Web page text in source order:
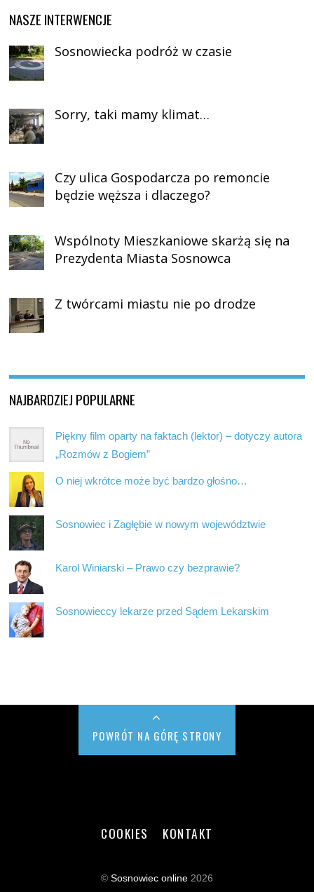
NASZE INTERWENCJE
Sosnowiecka podróż w czasie
Sorry, taki mamy klimat…
Czy ulica Gospodarcza po remoncie
będzie węższa i dlaczego?
Wspólnoty Mieszkaniowe skarżą się na
Prezydenta Miasta Sosnowca
Z twórcami miastu nie po drodze
NAJBARDZIEJ POPULARNE
Piękny film oparty na faktach (lektor) – dotyczy autora
„Rozmów z Bogiem”
O niej wkrótce może być bardzo głośno…
Sosnowiec i Zagłębie w nowym województwie
Karol Winiarski – Prawo czy bezprawie?
Sosnowieccy lekarze przed Sądem Lekarskim
POWRÓT NA GÓRĘ STRONY
COOKIES KONTAKT
© Sosnowiec online2026